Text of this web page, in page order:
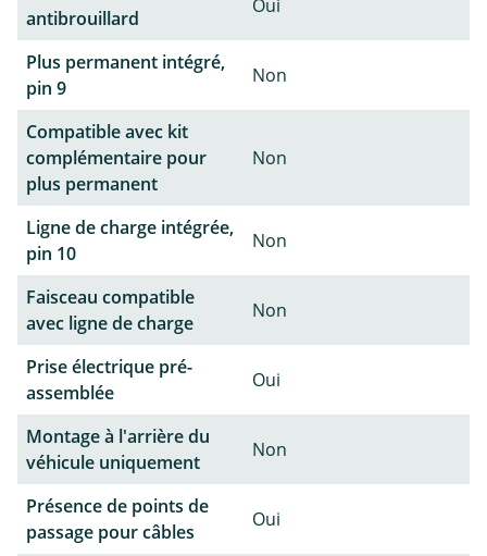
antibrouillard
Oui
Plus permanent intégré,
pin 9
Non
Compatible avec kit
complémentaire pour
plus permanent
Non
Ligne de charge intégrée,
pin 10
Non
Faisceau compatible
avec ligne de charge
Non
Prise électrique pré-
assemblée
Oui
Montage à l'arrière du
véhicule uniquement
Non
Présence de points de
passage pour câbles
Oui